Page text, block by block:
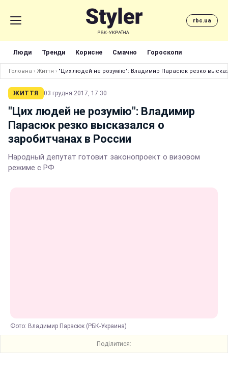
rbc.ua
Люди Тренди Корисне Смачно Гороскопи
Головна › Життя › "Цих людей не розумію": Владимир Парасюк резко
ЖИТТЯ 03 грудня 2017, 17:30
"Цих людей не розумію": Владимир
Парасюк резко высказался о
заробитчанах в России
Народный депутат готовит законопроект о визовом
режиме с РФ
Фото: Владимир Парасюк (РБК-Украина)
Поділитися: